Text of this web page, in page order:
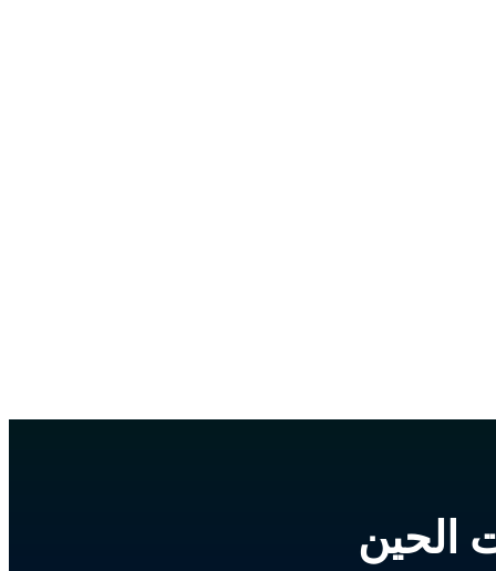
الحين